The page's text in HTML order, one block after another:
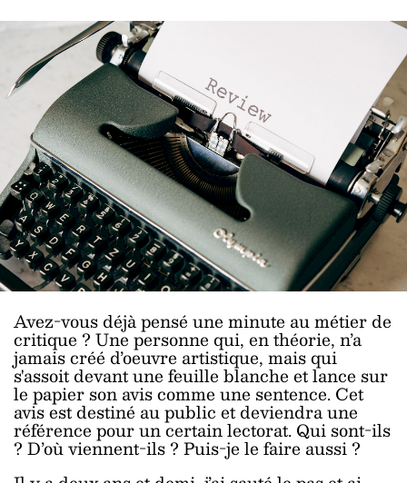
Avez-vous déjà pensé une minute au métier de
critique ? Une personne qui, en théorie, n’a
jamais créé d’oeuvre artistique, mais qui
s'assoit devant une feuille blanche et lance sur
le papier son avis comme une sentence. Cet
avis est destiné au public et deviendra une
référence pour un certain lectorat. Qui sont-ils
? D’où viennent-ils ? Puis-je le faire aussi ?